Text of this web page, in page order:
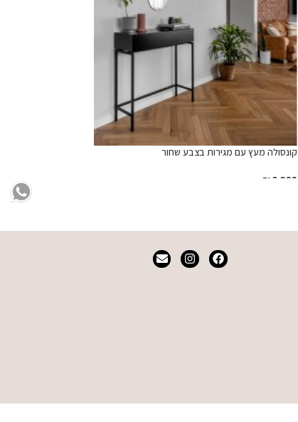
קונסולה מעץ עם מגירות בצבע שחור
₪3,900